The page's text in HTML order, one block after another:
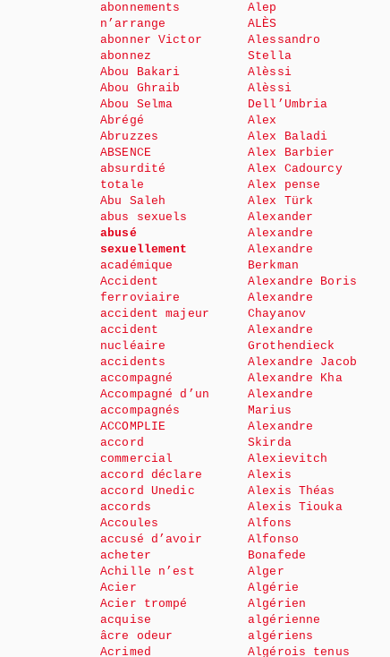
abonnements
n’arrange
abonner Victor
abonnez
Abou Bakari
Abou Ghraib
Abou Selma
Abrégé
Abruzzes
ABSENCE
absurdité
totale
Abu Saleh
abus sexuels
abusé
sexuellement
académique
Accident
ferroviaire
accident majeur
accident
nucléaire
accidents
accompagné
Accompagné d’un
accompagnés
ACCOMPLIE
accord
commercial
accord déclare
accord Unedic
accords
Accoules
accusé d’avoir
acheter
Achille n’est
Acier
Acier trompé
acquise
âcre odeur
Acrimed
Alep
ALÈS
Alessandro
Stella
Alèssi
Alèssi
Dell’Umbria
Alex
Alex Baladi
Alex Barbier
Alex Cadourcy
Alex pense
Alex Türk
Alexander
Alexandre
Alexandre
Berkman
Alexandre Boris
Alexandre
Chayanov
Alexandre
Grothendieck
Alexandre Jacob
Alexandre Kha
Alexandre
Marius
Alexandre
Skirda
Alexievitch
Alexis
Alexis Théas
Alexis Tiouka
Alfons
Alfonso
Bonafede
Alger
Algérie
Algérien
algérienne
algériens
Algérois tenus